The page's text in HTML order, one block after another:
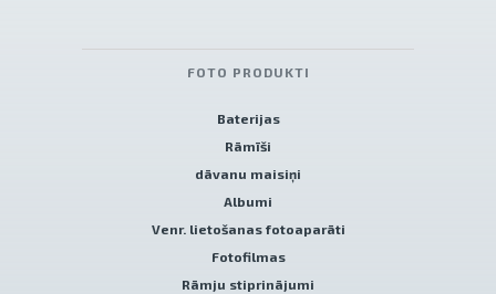
FOTO PRODUKTI
Baterijas
Rāmīši
dāvanu maisiņi
Albumi
Venr. lietošanas fotoaparāti
Fotofilmas
Rāmju stiprinājumi